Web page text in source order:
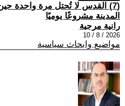
(7) القدس لا تُحتل مرة واحدة
المدينة مشروعًا يوميًا
رانية مرجية
2026 / 8 / 10
مواضيع وابحاث سياسية